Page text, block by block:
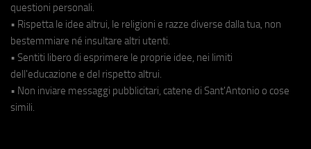
questioni personali.
• Rispetta le idee altrui, le religioni e razze diverse dalla tua, non
bestemmiare né insultare altri utenti.
• Sentiti libero di esprimere le proprie idee, nei limiti
dell'educazione e del rispetto altrui.
• Non inviare messaggi pubblicitari, catene di Sant'Antonio o cose
simili.